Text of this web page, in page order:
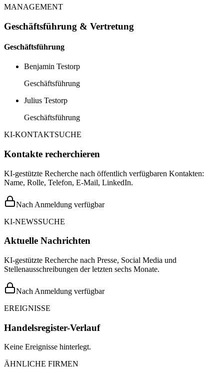
MANAGEMENT
Geschäftsführung & Vertretung
Geschäftsführung
Benjamin Testorp
Geschäftsführung
Julius Testorp
Geschäftsführung
KI-KONTAKTSUCHE
Kontakte recherchieren
KI-gestützte Recherche nach öffentlich verfügbaren Kontakten:
Name, Rolle, Telefon, E-Mail, LinkedIn.
Nach Anmeldung verfügbar
KI-NEWSSUCHE
Aktuelle Nachrichten
KI-gestützte Recherche nach Presse, Social Media und
Stellenausschreibungen der letzten sechs Monate.
Nach Anmeldung verfügbar
EREIGNISSE
Handelsregister-Verlauf
Keine Ereignisse hinterlegt.
ÄHNLICHE FIRMEN